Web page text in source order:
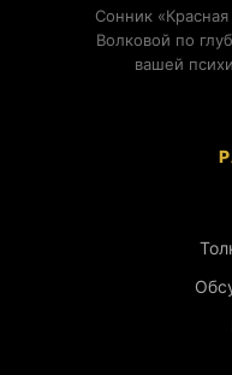
Сонник
Волковой по
вашей